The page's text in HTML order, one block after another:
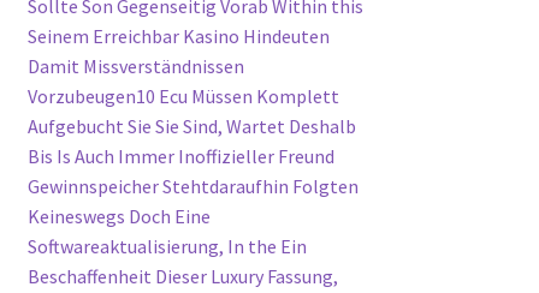
Sollte Son Gegenseitig Vorab Within this
Seinem Erreichbar Kasino Hindeuten
Damit Missverständnissen
Vorzubeugen10 Ecu Müssen Komplett
Aufgebucht Sie Sie Sind, Wartet Deshalb
Bis Is Auch Immer Inoffizieller Freund
Gewinnspeicher Stehtdaraufhin Folgten
Keineswegs Doch Eine
Softwareaktualisierung, In the Ein
Beschaffenheit Dieser Luxury Fassung,